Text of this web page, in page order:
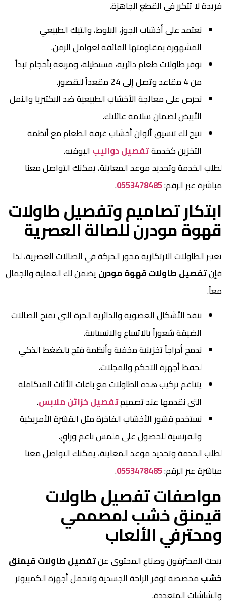
فريدة لا تتكرر في القطع الجاهزة.
نعتمد على أخشاب الجوز، البلوط، والتيك الطبيعي
المشهورة بمقاومتها الفائقة لعوامل الزمن.
نوفر طاولات طعام دائرية، مستطيلة، ومربعة بأحجام تبدأ
من 4 مقاعد وتصل إلى 24 مقعداً للقصور.
نحرص على معالجة الأخشاب الطبيعية ضد البكتيريا والنمل
الأبيض لضمان سلامة عائلتك.
نتيح لك تنسيق ألوان أخشاب غرفة الطعام مع أنظمة
التخزين كخدمةتفصيل دواليب البوفيه.
لطلب الخدمة وتحديد موعد المعاينة، يمكنك التواصل معنا
مباشرة عبر الرقم:0553478485
.
ابتكار تصاميم وتفصيل طاولات
قهوة مودرن للصالة العصرية
تعتبر الطاولات الارتكازية محور الحركة في الصالات العصرية، لذا
فإنتفصيل طاولات قهوة مودرنيضمن لك العملية والجمال
معاً.
ننفذ الأشكال العضوية والدائرية الحرة التي تمنح الصالات
الضيقة شعوراً بالاتساع والانسيابية.
ندمج أدراجاً تخزينية مخفية وأنظمة فتح بالضغط الذكي
لحفظ أجهزة التحكم والمجلات.
يتناغم تركيب هذه الطاولات مع باقات الأثاث المتكاملة
التي نقدمها عند تصميمتفصيل خزائن ملابس.
نستخدم قشور الأخشاب الفاخرة مثل القشرة الأمريكية
والفرنسية للحصول على ملمس ناعم وراقٍ.
لطلب الخدمة وتحديد موعد المعاينة، يمكنك التواصل معنا
مباشرة عبر الرقم:0553478485
.
مواصفات تفصيل طاولات
قيمنق خشب لمصممي
ومحترفي الألعاب
يبحث المحترفون وصناع المحتوى عنتفصيل طاولات قيمنق
خشبمخصصة توفر الراحة الجسدية وتتحمل أجهزة الكمبيوتر
والشاشات المتعددة.